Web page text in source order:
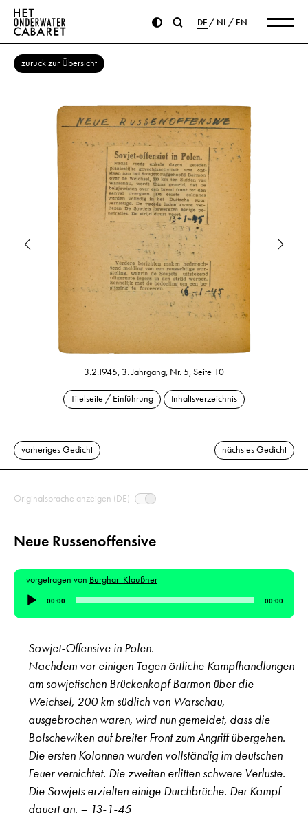
DE NL EN
zurück zur Übersicht
3.2.1945, 3. Jahrgang, Nr. 5, Seite 10
Titelseite / Einführung Inhaltsverzeichnis
vorheriges Gedicht nächstes Gedicht
Originalsprache anzeigen (DE)
Neue Russenoffensive
vorgetragen von Burghart Klaußner
Audio-
Player
00:00 00:00
Sowjet-Offensive in Polen.
Nachdem vor einigen Tagen örtliche Kampfhandlungen
am sowjetischen Brückenkopf Barmon über die
Weichsel, 200 km südlich von Warschau,
ausgebrochen waren, wird nun gemeldet, dass die
Bolschewiken auf breiter Front zum Angriff übergehen.
Die ersten Kolonnen wurden vollständig im deutschen
Feuer vernichtet. Die zweiten erlitten schwere Verluste.
Die Sowjets erzielten einige Durchbrüche. Der Kampf
dauert an. – 13-1-45